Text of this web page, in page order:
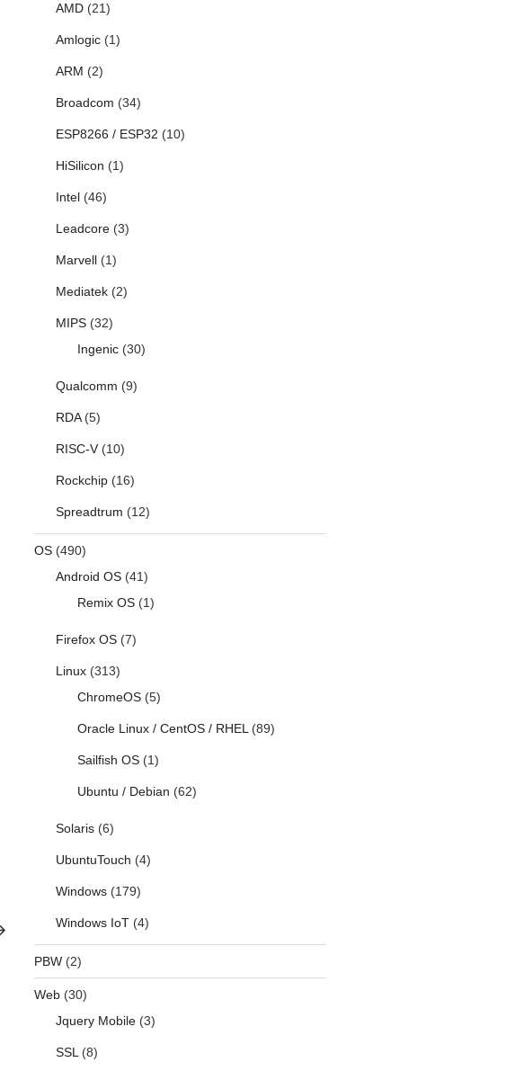
AMD(21)
Amlogic(1)
ARM (2)
Broadcom (34)
ESP8266 / ESP32 (10)
HiSilicon (1)
Intel(46)
Leadcore(3)
Marvell(1)
Mediatek(2)
MIPS(32)
Ingenic(30)
Qualcomm (9)
RDA(5)
RISC-V(10)
Rockchip(16)
Spreadtrum (12)
OS(490)
Android OS(41)
Remix OS(1)
Firefox OS(7)
Linux(313)
ChromeOS(5)
Oracle Linux / CentOS / RHEL(89)
Sailfish OS(1)
Ubuntu / Debian (62)
Solaris(6)
UbuntuTouch (4)
Windows(179)
Windows IoT(4)
PBW(2)
Web(30)
Jquery Mobile(3)
SSL(8)